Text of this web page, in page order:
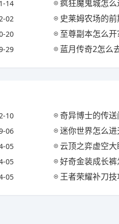
14 疯狂魔鬼城怎么进
02 史莱姆农场的前期那个
20 至尊副本怎么
29 蓝月传奇2怎么去通
10 奇异博士的传送门，彩虹桥，
06 迷你世界怎么
05 云顶之弈虚空大眼
05 好奇金装成长裤怎么看
05 王者荣耀补刀技巧